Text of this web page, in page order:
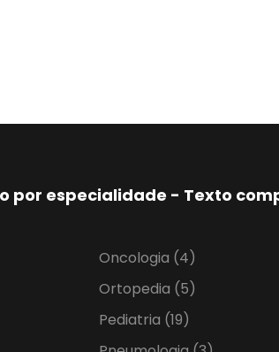
por especialidade - Texto
Oncologia (4)
Ortopedia (5)
Pediatria (19)